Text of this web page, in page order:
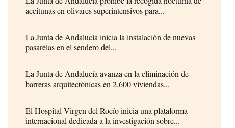
aceitunas en olivares superintensivos para...
La Junta de Andalucía inicia la instalación de nuevas
pasarelas en el sendero del...
La Junta de Andalucía avanza en la eliminación de
barreras arquitectónicas en 2.600 viviendas...
El Hospital Virgen del Rocío inicia una plataforma
internacional dedicada a la investigación sobre...